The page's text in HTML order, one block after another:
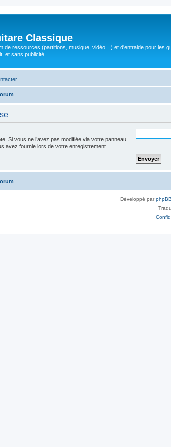
Classique
de ressources (partitions, musique, vidéo…) et d'entraide pour les
et sans publicité.
Si vous ne l’avez pas modifiée via votre panneau
avez fournie lors de votre enregistrement.
Développé parphpBB